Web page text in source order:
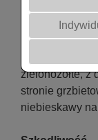
zielony z
nalot
krótsze od
Osobniki
zielonożółte, z
stronie
niebieskawy